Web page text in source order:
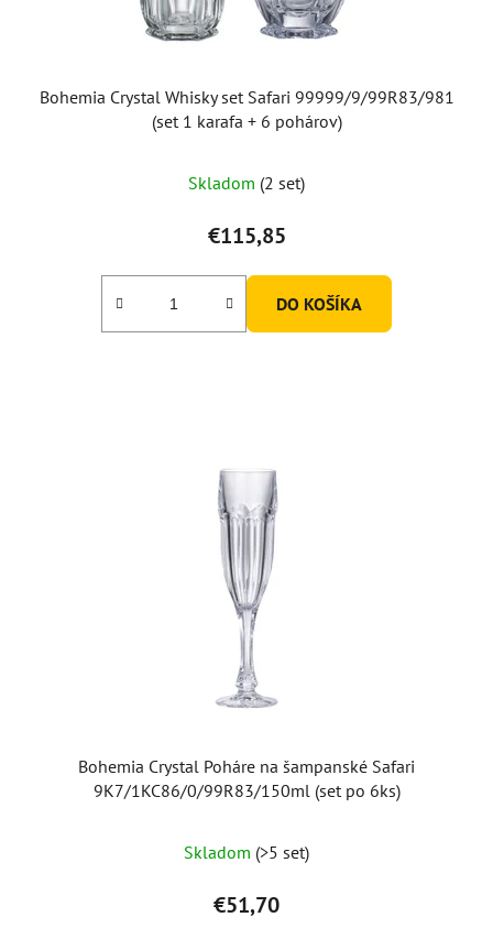
Bohemia Crystal Whisky set Safari 99999/9/99R83/981
(set 1 karafa + 6 pohárov)
Skladom (2 set)
€115,85
DO KOŠÍKA
Bohemia Crystal Poháre na šampanské Safari
9K7/1KC86/0/99R83/150ml (set po 6ks)
Skladom (>5 set)
€51,70